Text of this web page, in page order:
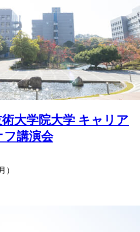
大学院大学 キャリア
フ講演会
）